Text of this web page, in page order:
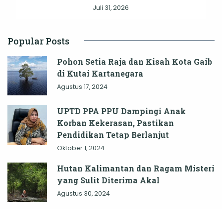
Juli 31, 2026
Popular Posts
Pohon Setia Raja dan Kisah Kota Gaib
di Kutai Kartanegara
Agustus 17, 2024
UPTD PPA PPU Dampingi Anak
Korban Kekerasan, Pastikan
Pendidikan Tetap Berlanjut
Oktober 1, 2024
Hutan Kalimantan dan Ragam Misteri
yang Sulit Diterima Akal
Agustus 30, 2024